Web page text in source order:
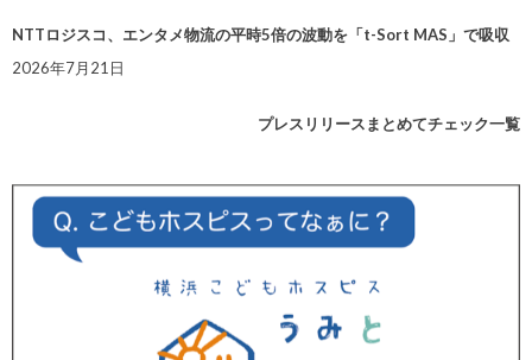
NTTロジスコ、エンタメ物流の平時5倍の波動を「t-Sort MAS」で吸収
2026年7月21日
プレスリリースまとめてチェック一覧